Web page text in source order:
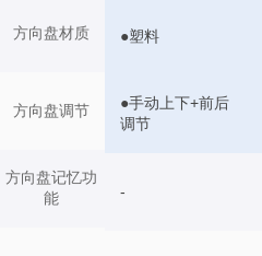
方向盘材质
方向盘调节
方向盘记忆功
能
●塑料
●手动上下+前后
调节
-